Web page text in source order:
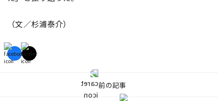
（文／杉浦泰介）
前の記事